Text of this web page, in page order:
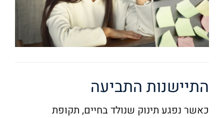
התיישנות התביעה
כאשר נפגע תינוק שנולד בחיים, תקופת